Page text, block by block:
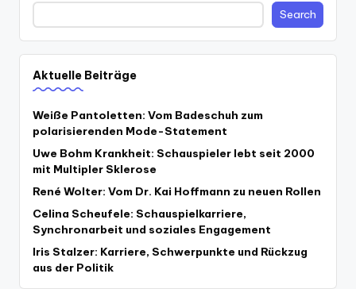
Search
Aktuelle Beiträge
Weiße Pantoletten: Vom Badeschuh zum
polarisierenden Mode-Statement
Uwe Bohm Krankheit: Schauspieler lebt seit 2000
mit Multipler Sklerose
René Wolter: Vom Dr. Kai Hoffmann zu neuen Rollen
Celina Scheufele: Schauspielkarriere,
Synchronarbeit und soziales Engagement
Iris Stalzer: Karriere, Schwerpunkte und Rückzug
aus der Politik